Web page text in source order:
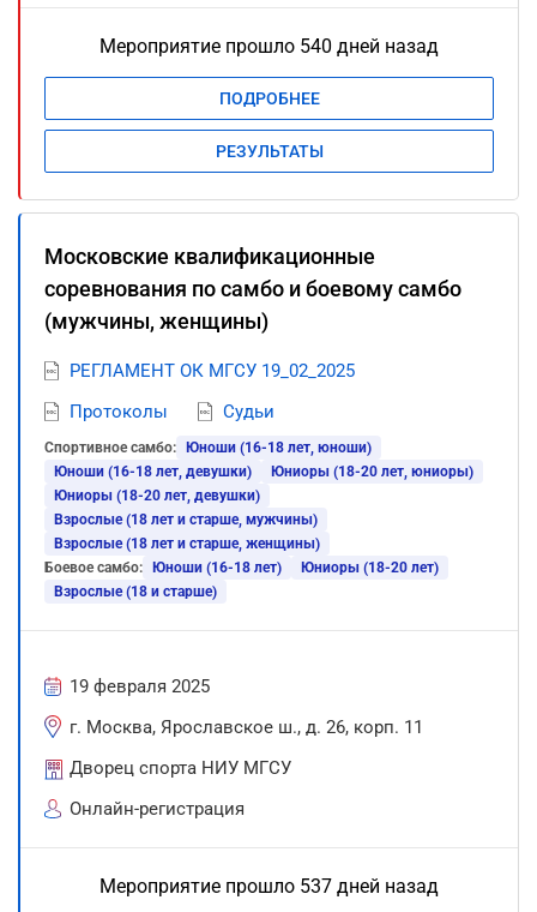
Мероприятие прошло 540 дней назад
ПОДРОБНЕЕ
РЕЗУЛЬТАТЫ
Московские квалификационные
соревнования по самбо и боевому самбо
(мужчины, женщины)
РЕГЛАМЕНТ ОК МГСУ 19_02_2025
Протоколы
Судьи
Спортивное самбо:
Юноши (16-18 лет, юноши)
Юноши (16-18 лет, девушки)
Юниоры (18-20 лет, юниоры)
Юниоры (18-20 лет, девушки)
Взрослые (18 лет и старше, мужчины)
Взрослые (18 лет и старше, женщины)
Боевое самбо:
Юноши (16-18 лет)
Юниоры (18-20 лет)
Взрослые (18 и старше)
19 февраля 2025
г. Москва, Ярославское ш., д. 26, корп. 11
Дворец спорта НИУ МГСУ
Онлайн-регистрация
Мероприятие прошло 537 дней назад